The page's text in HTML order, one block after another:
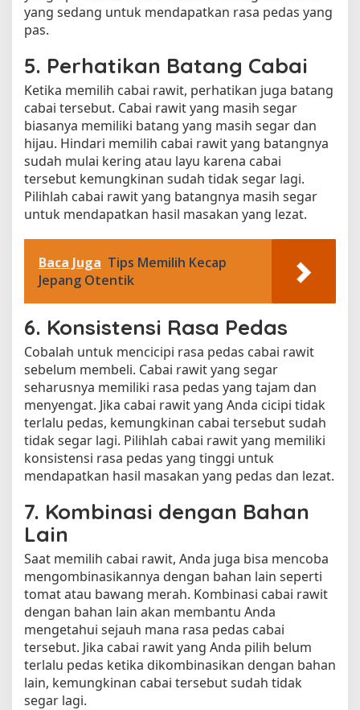
yang sedang untuk mendapatkan rasa pedas yang
pas.
5. Perhatikan Batang Cabai
Ketika memilih cabai rawit, perhatikan juga batang
cabai tersebut. Cabai rawit yang masih segar
biasanya memiliki batang yang masih segar dan
hijau. Hindari memilih cabai rawit yang batangnya
sudah mulai kering atau layu karena cabai
tersebut kemungkinan sudah tidak segar lagi.
Pilihlah cabai rawit yang batangnya masih segar
untuk mendapatkan hasil masakan yang lezat.
Baca Juga Tips Memilih Kecap
Jepang Otentik
6. Konsistensi Rasa Pedas
Cobalah untuk mencicipi rasa pedas cabai rawit
sebelum membeli. Cabai rawit yang segar
seharusnya memiliki rasa pedas yang tajam dan
menyengat. Jika cabai rawit yang Anda cicipi tidak
terlalu pedas, kemungkinan cabai tersebut sudah
tidak segar lagi. Pilihlah cabai rawit yang memiliki
konsistensi rasa pedas yang tinggi untuk
mendapatkan hasil masakan yang pedas dan lezat.
7. Kombinasi dengan Bahan
Lain
Saat memilih cabai rawit, Anda juga bisa mencoba
mengombinasikannya dengan bahan lain seperti
tomat atau bawang merah. Kombinasi cabai rawit
dengan bahan lain akan membantu Anda
mengetahui sejauh mana rasa pedas cabai
tersebut. Jika cabai rawit yang Anda pilih belum
terlalu pedas ketika dikombinasikan dengan bahan
lain, kemungkinan cabai tersebut sudah tidak
segar lagi.